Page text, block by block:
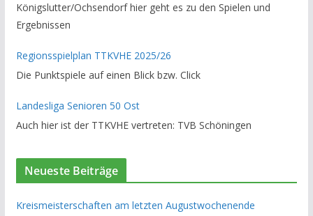
Königslutter/Ochsendorf hier geht es zu den Spielen und
Ergebnissen
Regionsspielplan TTKVHE 2025/26
Die Punktspiele auf einen Blick bzw. Click
Landesliga Senioren 50 Ost
Auch hier ist der TTKVHE vertreten: TVB Schöningen
Neueste Beiträge
Kreismeisterschaften am letzten Augustwochenende